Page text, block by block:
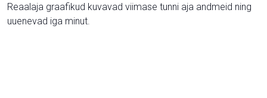
Reaalaja graafikud kuvavad viimase tunni aja andmeid ning
uuenevad iga minut.